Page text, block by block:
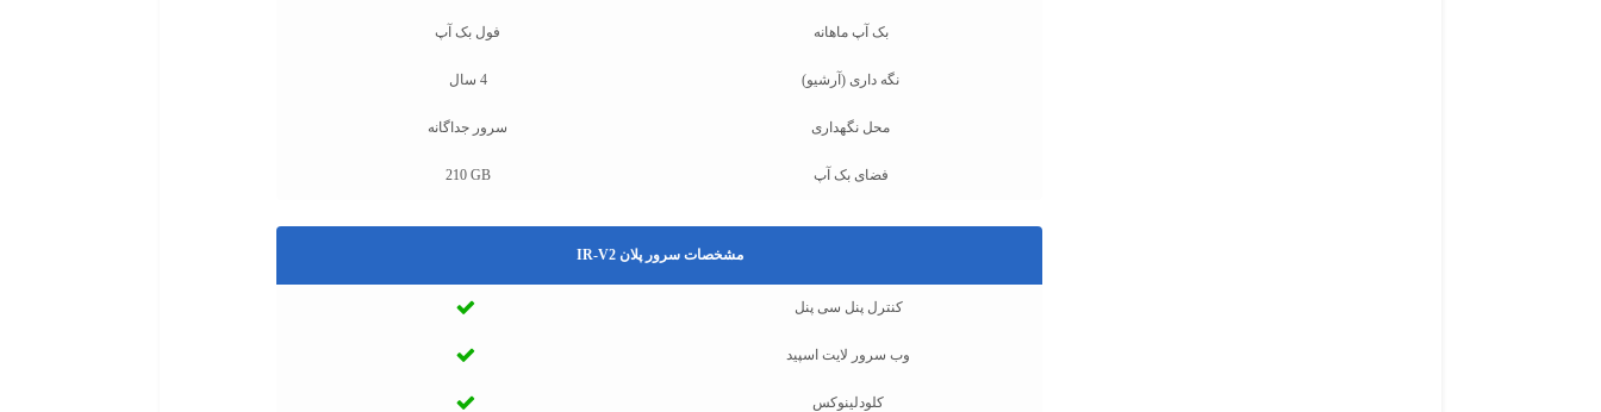
بک آپ ماهانه فول بک آپ
نگه داری (آرشیو) 4 سال
محل نگهداری سرور جداگانه
فضای بک آپ 210 GB
مشخصات سرور پلان IR-V2
کنترل پنل سی پنل
وب سرور لایت اسپید
کلودلینوکس